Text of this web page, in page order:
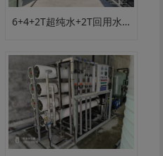
6+4+2T超纯水+2T回用水设备